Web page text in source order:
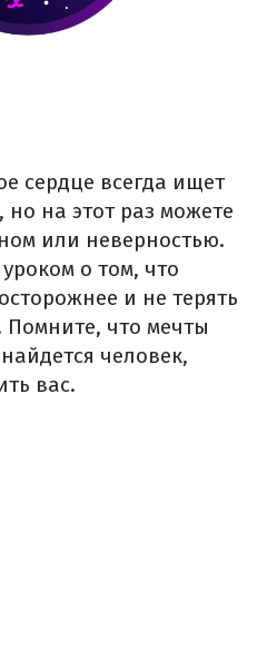
сердце всегда ищет
на этот раз можете
или неверностью.
о том, что
и не терять
Помните, что мечты
человек,
вас.